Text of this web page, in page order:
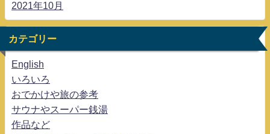
2021年10月
カテゴリー
English
いろいろ
おでかけや旅の参考
サウナやスーパー銭湯
作品など